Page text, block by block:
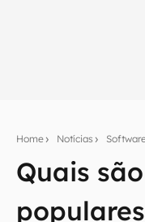
Home Notícias
Quais
Seu
Assine a